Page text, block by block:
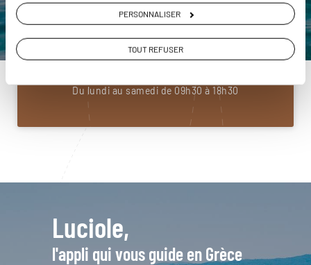
PERSONNALISER
TOUT REFUSER
ou
Construisez votre voyage avec un spécialiste Grèce
01 85 08 22 94
Du lundi au samedi de 09h30 à 18h30
Luciole,
l'appli qui vous guide en Grèce